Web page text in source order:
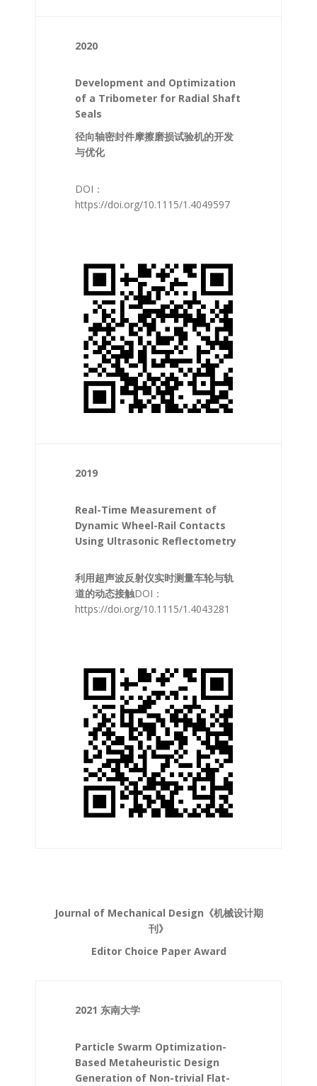
2020
Development and Optimization
of a Tribometer for Radial Shaft
Seals
径向轴密封件摩擦磨损试验机的开发
与优化
DOI：
https://doi.org/10.1115/1.4049597
2019
Real-Time Measurement of
Dynamic Wheel-Rail Contacts
Using Ultrasonic Reflectometry
利用超声波反射仪实时测量车轮与轨
道的动态接触DOI：
https://doi.org/10.1115/1.4043281
Journal of Mechanical Design《机械设计期
刊》
Editor Choice Paper Award
2021 东南大学
Particle Swarm Optimization-
Based Metaheuristic Design
Generation of Non-trivial Flat-